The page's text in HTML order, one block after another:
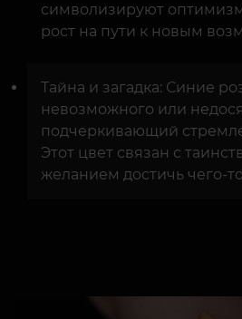
символизируют
рост на пути к новым
Тайна и загадка: Синие
невозможного или
подчеркивающий
Этот цвет связан с
желанием достичь чего-